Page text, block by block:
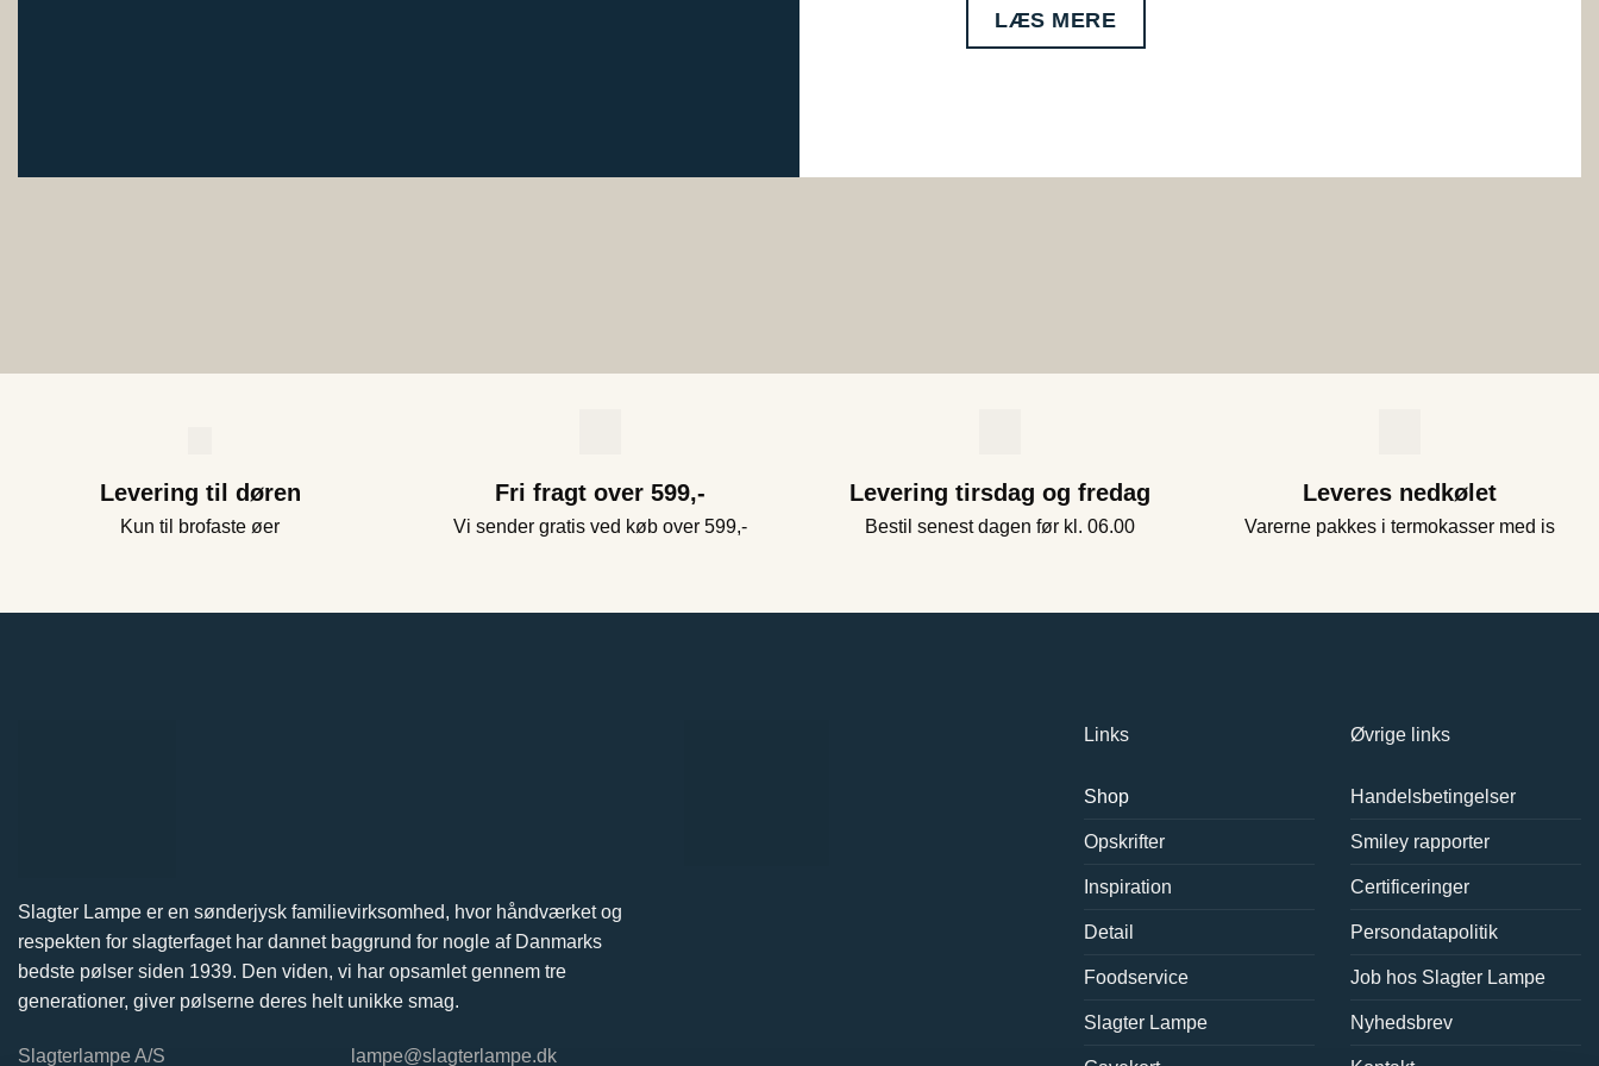
LÆS MERE
Levering til døren
Kun til brofaste øer
Fri fragt over 599,-
Vi sender gratis ved køb over 599,-
Levering tirsdag og fredag
Bestil senest dagen før kl. 06.00
Leveres nedkølet
Varerne pakkes i termokasser med is
Slagter Lampe er en sønderjysk familievirksomhed, hvor håndværket og
respekten for slagterfaget har dannet baggrund for nogle af Danmarks
bedste pølser siden 1939. Den viden, vi har opsamlet gennem tre
generationer, giver pølserne deres helt unikke smag.
Slagterlampe A/S lampe@slagterlampe.dk
Links
Shop
Opskrifter
Inspiration
Detail
Foodservice
Slagter Lampe
Øvrige links
Handelsbetingelser
Smiley rapporter
Certificeringer
Persondatapolitik
Job hos Slagter Lampe
Nyhedsbrev